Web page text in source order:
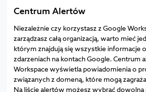
Centrum Alertów
Niezależnie czy korzystasz z Google
zarządzasz całą organizacją, warto mieć
którym znajdują się wszystkie informacje
zdarzeniach na kontach Google. Centrum
Workspace wyświetla powiadomienia o
związanych z domeną, które mogą
Na liście alertów możesz wybrać dowolną